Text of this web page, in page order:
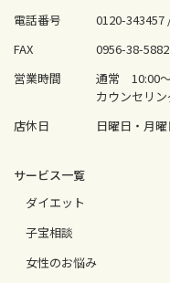
電話番号
0120-343457
FAX
0956-38-5882
営業時間
通常 10:00
カウンセリ
店休日
日曜日・月
サービス⼀覧
ダイエット
⼦宝相談
⼥性のお悩み